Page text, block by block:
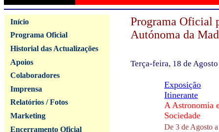
Início
Programa Oficial
Historial das Actualizações
Apoios
Colaboradores
Imprensa
Relatórios / Fotos
Marketing
Encerramento Oficial
Programa Oficial
Autónoma da
Terça-feira, 18 de
Exposição
Itinerante
A Astronomia
Sociedade
De 3 de Agosto